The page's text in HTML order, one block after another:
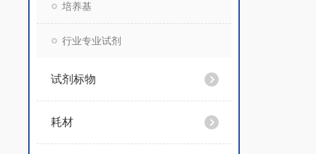
培养基
行业专业试剂
试剂标物
耗材